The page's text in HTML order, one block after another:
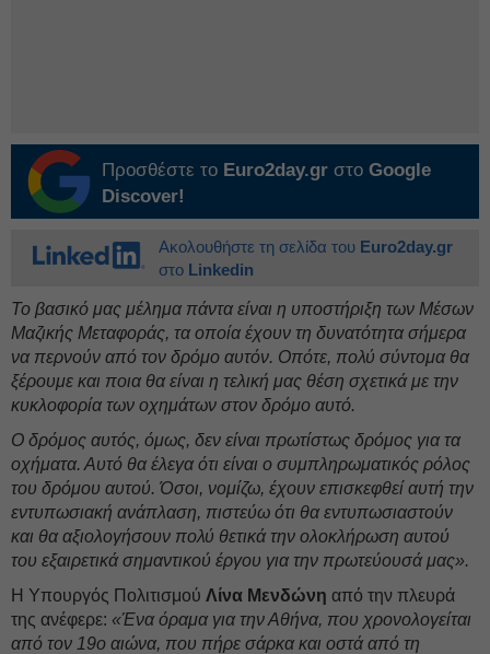
Προσθέστε το Euro2day.gr στο Google
Discover!
Ακολουθήστε τη σελίδα του Euro2day.gr
στο Linkedin
Το βασικό μας μέλημα πάντα είναι η υποστήριξη των Μέσων
Μαζικής Μεταφοράς, τα οποία έχουν τη δυνατότητα σήμερα
να περνούν από τον δρόμο αυτόν. Οπότε, πολύ σύντομα θα
ξέρουμε και ποια θα είναι η τελική μας θέση σχετικά με την
κυκλοφορία των οχημάτων στον δρόμο αυτό.
Ο δρόμος αυτός, όμως, δεν είναι πρωτίστως δρόμος για τα
οχήματα. Αυτό θα έλεγα ότι είναι ο συμπληρωματικός ρόλος
του δρόμου αυτού. Όσοι, νομίζω, έχουν επισκεφθεί αυτή την
εντυπωσιακή ανάπλαση, πιστεύω ότι θα εντυπωσιαστούν
και θα αξιολογήσουν πολύ θετικά την ολοκλήρωση αυτού
του εξαιρετικά σημαντικού έργου για την πρωτεύουσά μας».
Η Υπουργός Πολιτισμού Λίνα Μενδώνη από την πλευρά
της ανέφερε: «Ένα όραμα για την Αθήνα, που χρονολογείται
από τον 19ο αιώνα, που πήρε σάρκα και οστά από τη